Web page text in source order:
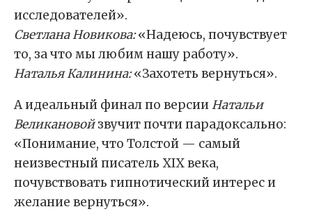
исследователей».
Светлана Новикова:«Надеюсь, почувствует
то, за что мы любим нашу работу».
Наталья Калинина:«Захотеть вернуться».
А идеальный финал по версииНатальи
Великановойзвучит почти парадоксально:
«Понимание, что Толстой — самый
неизвестный писатель XIX века,
почувствовать гипнотический интерес и
желание вернуться».